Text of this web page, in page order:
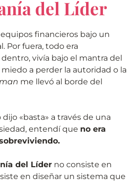
del Líder
financieros bajo un
Por fuera, todo era
vivía bajo el mantra del
miedo a perder la autoridad o la
me llevó al borde del
«basta» a través de una
entendí que no era
del Líder no consiste en
en diseñar un sistema que